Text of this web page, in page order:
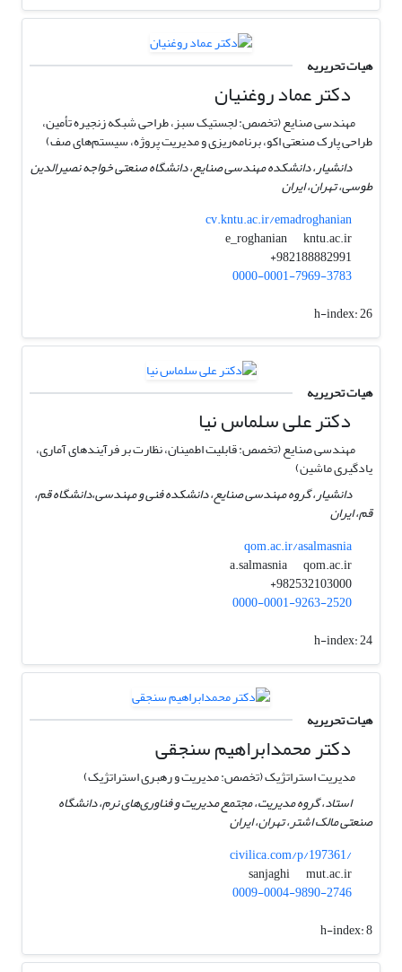
هیات تحریریه
دکتر عماد روغنیان
مهندسی صنایع (تخصص: لجستیک سبز، طراحی شبکه زنجیره تأمین،
طراحی پارک صنعتی اکو، برنامه‌ریزی و مدیریت پروژه، سیستم‌های صف)
دانشیار، دانشکده مهندسی صنایع، دانشگاه صنعتی خواجه نصیرالدین
طوسی، تهران، ایران
cv.kntu.ac.ir/emadroghanian
e_roghanian
kntu.ac.ir
0000-0001-7969-3783
h-index:26
هیات تحریریه
دکتر علی سلماس نیا
مهندسی صنایع (تخصص: قابلیت اطمینان، نظارت بر فرآیندهای آماری،
یادگیری ماشین)
دانشیار، گروه مهندسی صنایع، دانشکده فنی و مهندسی،دانشگاه قم،
قم، ایران
qom.ac.ir/asalmasnia
a.salmasnia
qom.ac.ir
982532103000+
0000-0001-9263-2520
h-index:24
هیات تحریریه
دکتر محمدابراهیم سنجقی
مدیریت استراتژیک (تخصص: مدیریت و رهبری استراتژیک)
استاد، گروه مدیریت، مجتمع مدیریت و فناوری‌های نرم، دانشگاه
صنعتی مالک اشتر، تهران، ایران
civilica.com/p/197361/
sanjaghi
mut.ac.ir
0009-0004-9890-2746
h-index:8